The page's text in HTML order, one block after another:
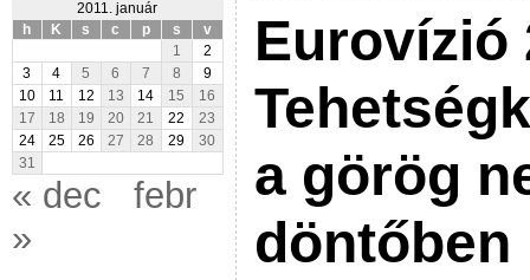
2011. január
h
K s c p s
v
1
2
3
4 5 6 7 8
9
10
11 12 13 14 15
16
17
18 19 20 21 22
23
24
25 26 27 28 29
30
31
« dec
febr
»
Eurovízió
a görög
döntőben